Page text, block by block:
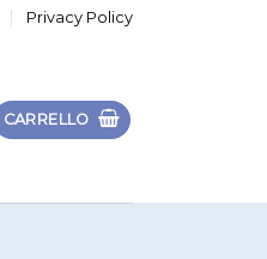
Privacy Policy
CARRELLO